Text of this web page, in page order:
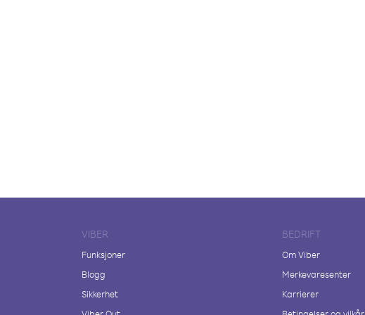
VIBER
Funksjoner
Blogg
Sikkerhet
BEDRIFT
Om Viber
Merkevaresenter
Karrierer